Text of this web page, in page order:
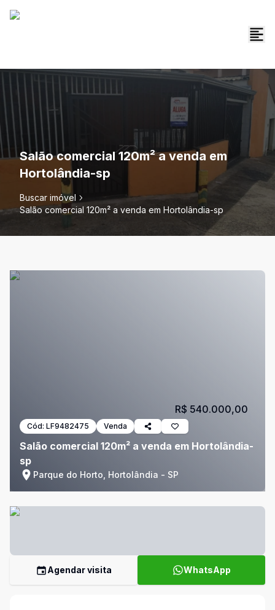
Salão comercial 120m² a venda em
Hortolândia-sp
Buscar imóvel
Salão comercial 120m² a venda em Hortolândia-sp
Cód: LF9482475 Venda
Salão comercial 120m² a venda em Hortolândia-
sp
Parque do Horto, Hortolândia - SP
R$ 540.000,00
Agendar visita WhatsApp